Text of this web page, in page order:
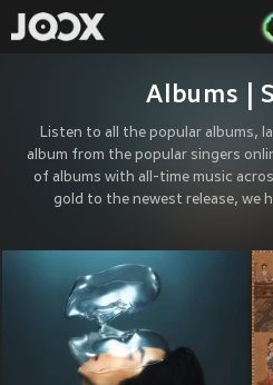
Albums |
Listen to all the popular albums,
album from the popular singers
of albums with all-time music
gold to the newest release, we